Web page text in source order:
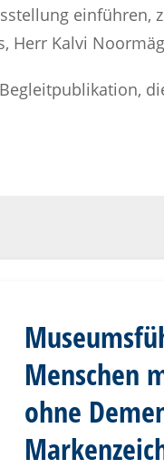
einführen,
Herr Kalvi
Menschen
ohne